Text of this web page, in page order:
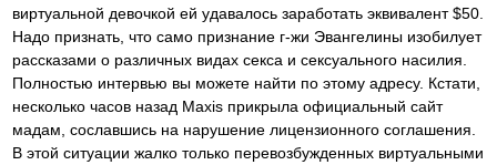
виртуальной девочкой ей удавалось заработать эквивалент $50.
Надо признать, что само признание г-жи Эвангелины изобилует
рассказами о различных видах секса и сексуального насилия.
Полностью интервью вы можете найти по этому адресу. Кстати,
несколько часов назад Maxis прикрыла официальный сайт
мадам, сославшись на нарушение лицензионного соглашения.
В этой ситуации жалко только перевозбужденных виртуальными